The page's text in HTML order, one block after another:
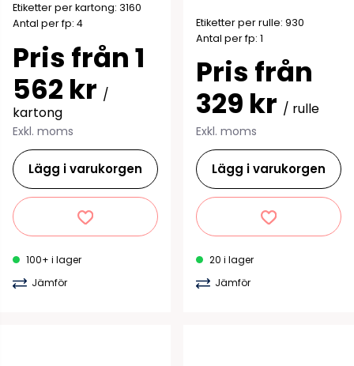
Etiketter per kartong: 3160
Antal per fp: 4
Pris från 1
562 kr /
kartong
Exkl. moms
Lägg i varukorgen
100+ i lager
Jämför
Etiketter per rulle: 930
Antal per fp: 1
Pris från
329 kr / rulle
Exkl. moms
Lägg i varukorgen
20 i lager
Jämför